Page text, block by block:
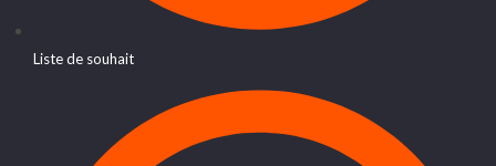
Liste de souhait